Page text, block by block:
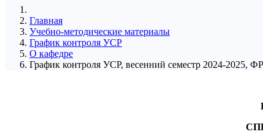
Главная
Учебно-методические материалы
График контроля УСР
О кафедре
График контроля УСР, весенний семестр 2024-2025, ФР